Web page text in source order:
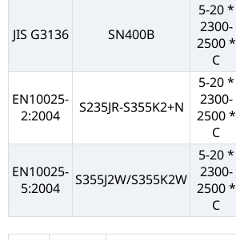
JIS G3136 SN400B
5-20 *
2300-
2500 *
C
EN10025-
2:2004
S235JR-S355K2+N
5-20 *
2300-
2500 *
C
EN10025-
5:2004
S355J2W/S355K2W
5-20 *
2300-
2500 *
C